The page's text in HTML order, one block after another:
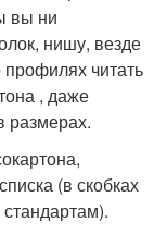
вы ни
нишу, везде
читать
, даже
размерах.
(в скобках